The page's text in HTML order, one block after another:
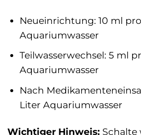
Neueinrichtung: 10 ml
Aquariumwasser
Teilwasserwechsel: 5 ml
Aquariumwasser
Nach
Liter Aquariumwasser
Wichtiger Hinweis: Schalte